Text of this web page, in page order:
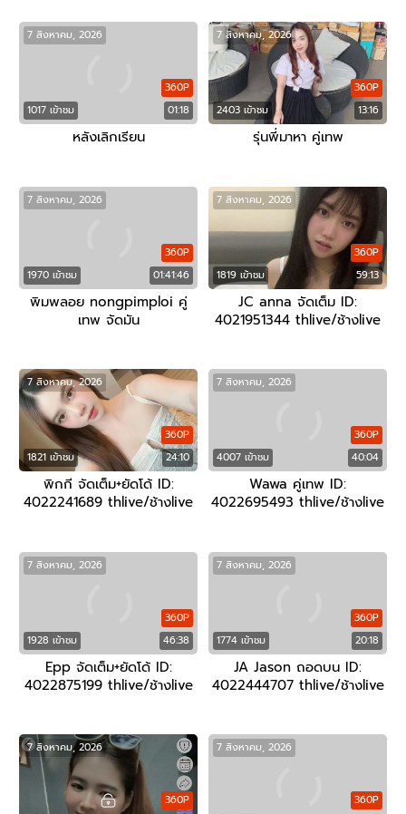
1017 เข้าชม 01:18
360P
7 สิงหาคม, 2026
หลังเลิกเรียน
2403 เข้าชม 13:16
360P
7 สิงหาคม, 2026
รุ่นพี่มาหา คู่เทพ
1970 เข้าชม 01:41:46
360P
7 สิงหาคม, 2026
พิมพลอย nongpimploi คู่
เทพ จัดมัน
1819 เข้าชม 59:13
360P
7 สิงหาคม, 2026
JC anna จัดเต็ม ID:
4021951344 thlive/ช้างlive
1821 เข้าชม 24:10
360P
7 สิงหาคม, 2026
พิกกี จัดเต็ม+ยัดโด้ ID:
4022241689 thlive/ช้างlive
4007 เข้าชม 40:04
360P
7 สิงหาคม, 2026
Wawa คู่เทพ ID:
4022695493 thlive/ช้างlive
1928 เข้าชม 46:38
360P
7 สิงหาคม, 2026
Epp จัดเต็ม+ยัดโด้ ID:
4022875199 thlive/ช้างlive
1774 เข้าชม 20:18
360P
7 สิงหาคม, 2026
JA Jason ถอดบน ID:
4022444707 thlive/ช้างlive
360P
7 สิงหาคม, 2026
360P
7 สิงหาคม, 2026